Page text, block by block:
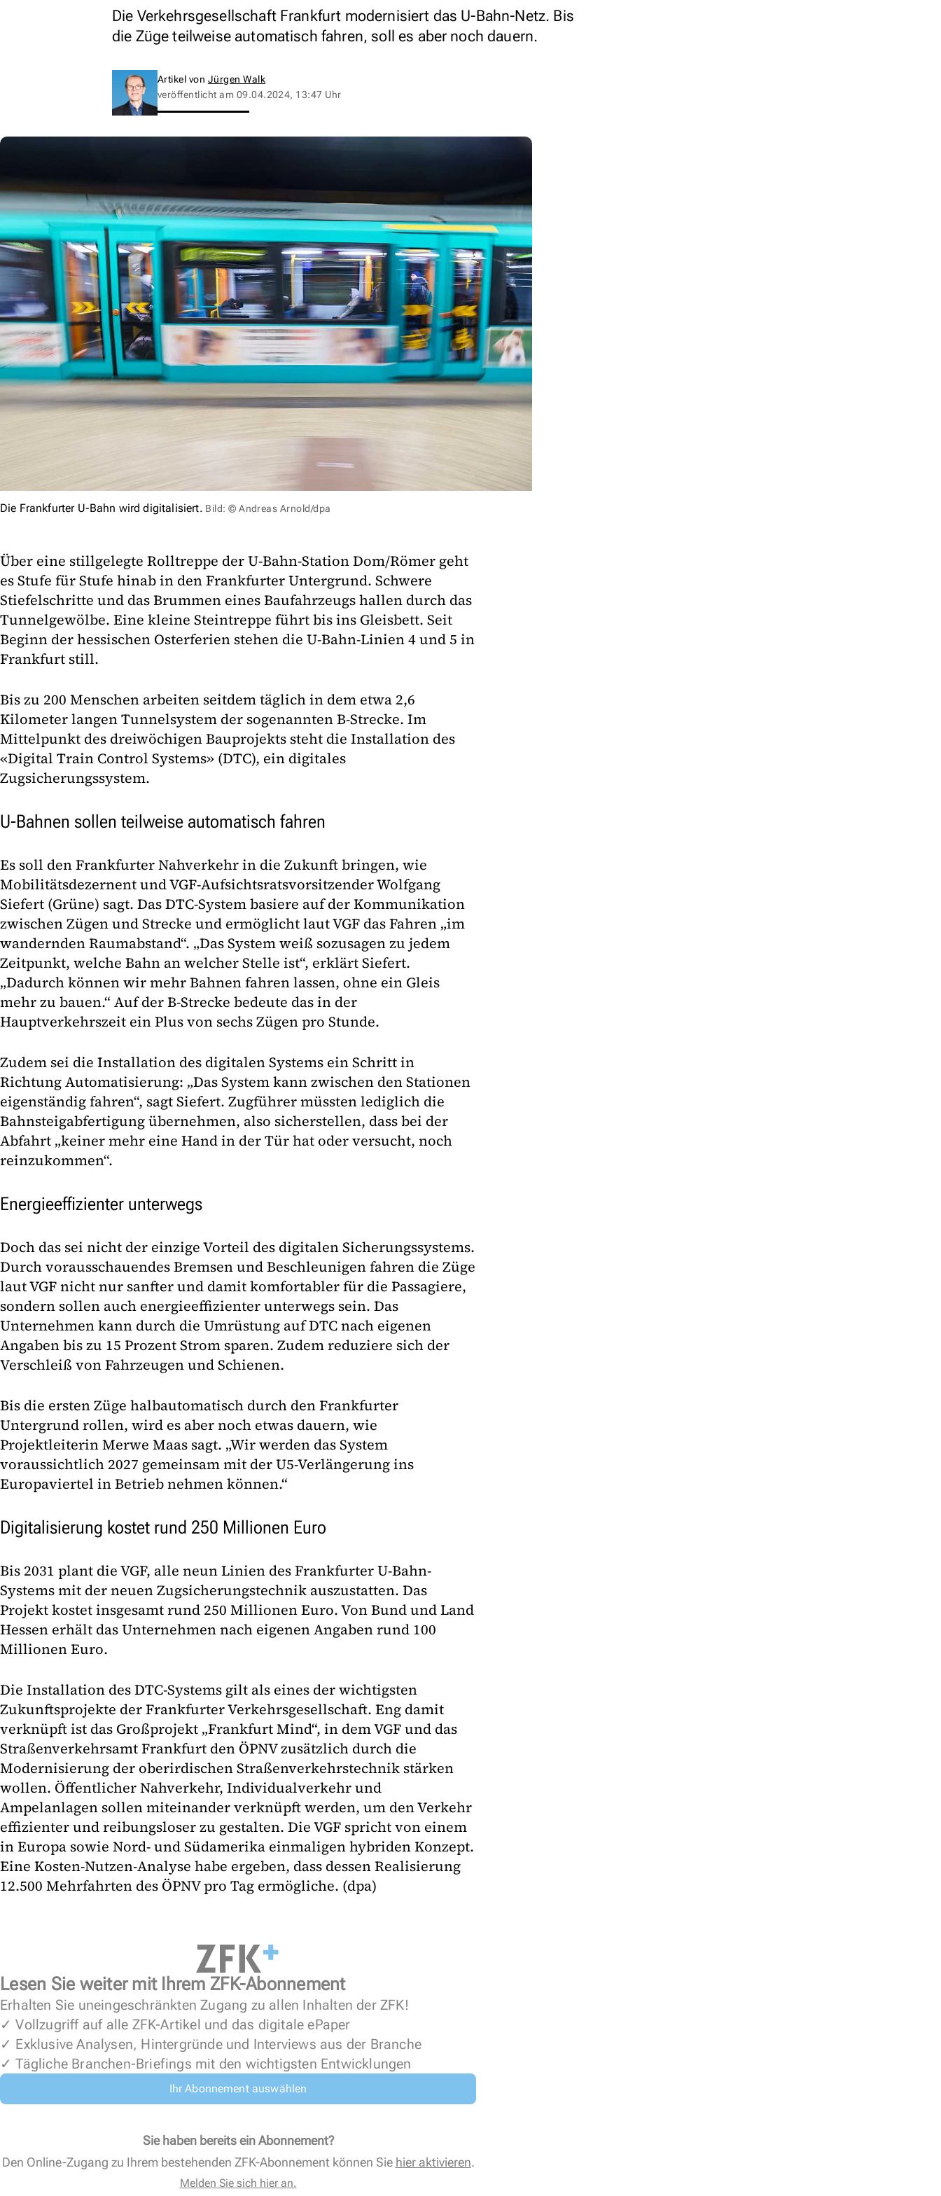
Die Verkehrsgesellschaft Frankfurt modernisiert das U-Bahn-Netz. Bis
die Züge teilweise automatisch fahren, soll es aber noch dauern.
Artikel von Jürgen Walk
veröffentlicht am 09.04.2024, 13:47 Uhr
Die Frankfurter U-Bahn wird digitalisiert. Bild: © Andreas Arnold/dpa
Über eine stillgelegte Rolltreppe der U-Bahn-Station Dom/Römer geht
es Stufe für Stufe hinab in den Frankfurter Untergrund. Schwere
Stiefelschritte und das Brummen eines Baufahrzeugs hallen durch das
Tunnelgewölbe. Eine kleine Steintreppe führt bis ins Gleisbett. Seit
Beginn der hessischen Osterferien stehen die U-Bahn-Linien 4 und 5 in
Frankfurt still.
Bis zu 200 Menschen arbeiten seitdem täglich in dem etwa 2,6
Kilometer langen Tunnelsystem der sogenannten B-Strecke. Im
Mittelpunkt des dreiwöchigen Bauprojekts steht die Installation des
«Digital Train Control Systems» (DTC), ein digitales
Zugsicherungssystem.
U-Bahnen sollen teilweise automatisch fahren
Es soll den Frankfurter Nahverkehr in die Zukunft bringen, wie
Mobilitätsdezernent und VGF-Aufsichtsratsvorsitzender Wolfgang
Siefert (Grüne) sagt. Das DTC-System basiere auf der Kommunikation
zwischen Zügen und Strecke und ermöglicht laut VGF das Fahren „im
wandernden Raumabstand“. „Das System weiß sozusagen zu jedem
Zeitpunkt, welche Bahn an welcher Stelle ist“, erklärt Siefert.
„Dadurch können wir mehr Bahnen fahren lassen, ohne ein Gleis
mehr zu bauen.“ Auf der B-Strecke bedeute das in der
Hauptverkehrszeit ein Plus von sechs Zügen pro Stunde.
Zudem sei die Installation des digitalen Systems ein Schritt in
Richtung Automatisierung: „Das System kann zwischen den Stationen
eigenständig fahren“, sagt Siefert. Zugführer müssten lediglich die
Bahnsteigabfertigung übernehmen, also sicherstellen, dass bei der
Abfahrt „keiner mehr eine Hand in der Tür hat oder versucht, noch
reinzukommen“.
Energieeffizienter unterwegs
Doch das sei nicht der einzige Vorteil des digitalen Sicherungssystems.
Durch vorausschauendes Bremsen und Beschleunigen fahren die Züge
laut VGF nicht nur sanfter und damit komfortabler für die Passagiere,
sondern sollen auch energieeffizienter unterwegs sein. Das
Unternehmen kann durch die Umrüstung auf DTC nach eigenen
Angaben bis zu 15 Prozent Strom sparen. Zudem reduziere sich der
Verschleiß von Fahrzeugen und Schienen.
Bis die ersten Züge halbautomatisch durch den Frankfurter
Untergrund rollen, wird es aber noch etwas dauern, wie
Projektleiterin Merwe Maas sagt. „Wir werden das System
voraussichtlich 2027 gemeinsam mit der U5-Verlängerung ins
Europaviertel in Betrieb nehmen können.“
Digitalisierung kostet rund 250 Millionen Euro
Bis 2031 plant die VGF, alle neun Linien des Frankfurter U-Bahn-
Systems mit der neuen Zugsicherungstechnik auszustatten. Das
Projekt kostet insgesamt rund 250 Millionen Euro. Von Bund und Land
Hessen erhält das Unternehmen nach eigenen Angaben rund 100
Millionen Euro.
Die Installation des DTC-Systems gilt als eines der wichtigsten
Zukunftsprojekte der Frankfurter Verkehrsgesellschaft. Eng damit
verknüpft ist das Großprojekt „Frankfurt Mind“, in dem VGF und das
Straßenverkehrsamt Frankfurt den ÖPNV zusätzlich durch die
Modernisierung der oberirdischen Straßenverkehrstechnik stärken
wollen. Öffentlicher Nahverkehr, Individualverkehr und
Ampelanlagen sollen miteinander verknüpft werden, um den Verkehr
effizienter und reibungsloser zu gestalten. Die VGF spricht von einem
in Europa sowie Nord- und Südamerika einmaligen hybriden Konzept.
Eine Kosten-Nutzen-Analyse habe ergeben, dass dessen Realisierung
12.500 Mehrfahrten des ÖPNV pro Tag ermögliche. (dpa)
Lesen Sie weiter mit Ihrem ZFK-Abonnement
Erhalten Sie uneingeschränkten Zugang zu allen Inhalten der ZFK!
✓ Vollzugriff auf alle ZFK-Artikel und das digitale ePaper
✓ Exklusive Analysen, Hintergründe und Interviews aus der Branche
✓ Tägliche Branchen-Briefings mit den wichtigsten Entwicklungen
Ihr Abonnement auswählen
Sie haben bereits ein Abonnement?
Den Online-Zugang zu Ihrem bestehenden ZFK-Abonnement können Sie hier aktivieren.
Melden Sie sich hier an.